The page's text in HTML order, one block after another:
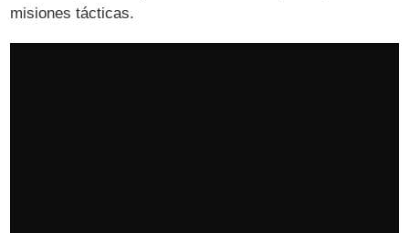
misiones tácticas.